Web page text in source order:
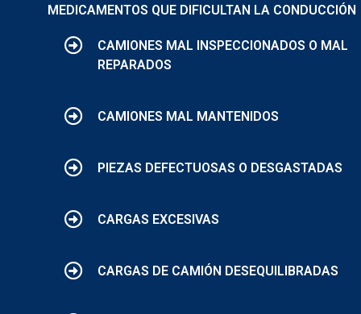
MEDICAMENTOS QUE DIFICULTAN LA CONDUCCIÓN
CAMIONES MAL INSPECCIONADOS O MAL
REPARADOS
CAMIONES MAL MANTENIDOS
PIEZAS DEFECTUOSAS O DESGASTADAS
CARGAS EXCESIVAS
CARGAS DE CAMIÓN DESEQUILIBRADAS